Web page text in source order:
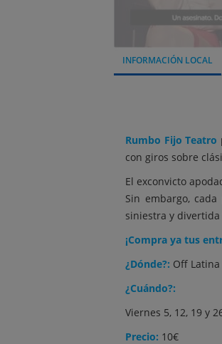
INFORMACIÓN LOCAL
Rumbo Fijo Teatro
con giros sobre
El exconvicto
Sin embargo,
siniestra y
¡Compra ya tus
¿Dónde?: Off Latina
¿Cuándo?:
Viernes 5, 12, 19 y
Precio: 10€